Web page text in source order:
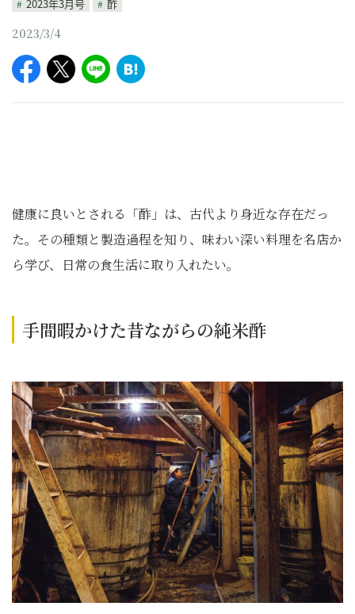
2023年3月号
酢
2023/3/4
健康に良いとされる「酢」は、古代より身近な存在だっ
た。その種類と製造過程を知り、味わい深い料理を名店か
ら学び、日常の食生活に取り入れたい。
手間暇かけた昔ながらの純米酢